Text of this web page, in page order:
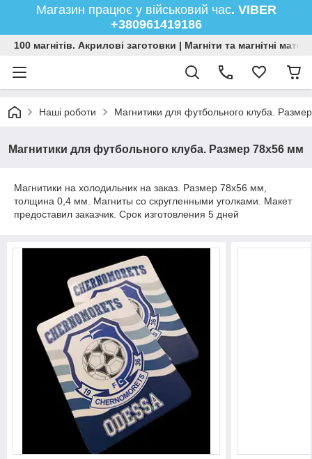
Магазин працює у військовий час. VIBER
+380961419186
100 магнітів. Акрилові заготовки | Магніти та магнітні
Наші роботи Магнитики для футбольного клуба.
Магнитики для футбольного клуба. Размер 78х56 мм
Магнитики на холодильник на заказ. Размер 78х56 мм,
толщина 0,4 мм. Магниты со скругленными уголками. Макет
предоставил заказчик. Срок изготовления 5 дней